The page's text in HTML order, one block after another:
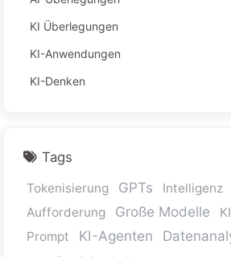
KI Überlegungen
KI-Anwendungen
KI-Denken
Tags
Tokenisierung GPTs Intelligenz
Aufforderung
Große Modelle
Prompt
KI-Agenten